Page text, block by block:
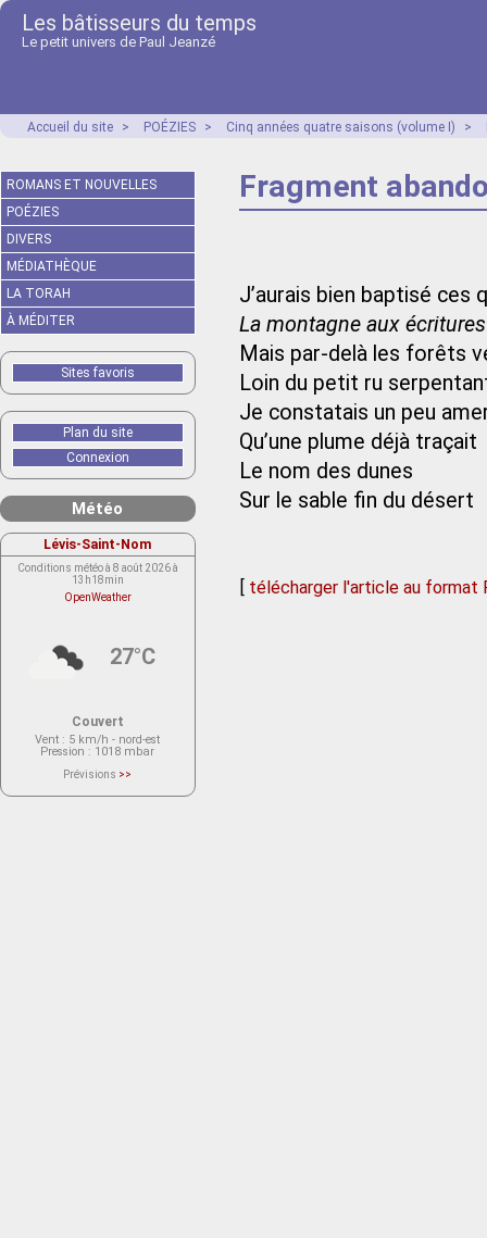
Les bâtisseurs du temps
Le petit univers de Paul Jeanzé
Accueil du site > POÉZIES > Cinq années quatre saisons (volume I) >
Fragment
J’aurais bien baptisé ces
La montagne aux écritures
Mais par-delà les forêts
Loin du petit ru
Je constatais un peu
Qu’une plume déjà traçait
Le nom des dunes
Sur le sable fin du désert
[ télécharger l'article au format
ROMANS ET NOUVELLES
POÉZIES
DIVERS
MÉDIATHÈQUE
LA TORAH
À MÉDITER
Sites favoris
Plan du site
Connexion
Météo
Lévis-Saint-Nom
Conditions météo à 8 août 2026 à
13h18min
OpenWeather
27°C
Couvert
Vent : 5 km/h - nord-est
Pression : 1018 mbar
Prévisions >>
actuellement aucune prévision